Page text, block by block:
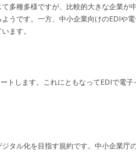
多種多様ですが、比較的大きな企業が
うです。一方、中小企業向けのEDIや
ます。
トします。これにともなってEDIで電子
タル化を目指す規約です。中小企業庁